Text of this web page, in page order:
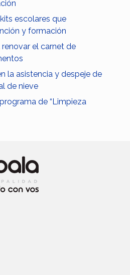
escolares que
y formación
el carnet de
la asistencia y despeje de
de nieve
de “Limpieza